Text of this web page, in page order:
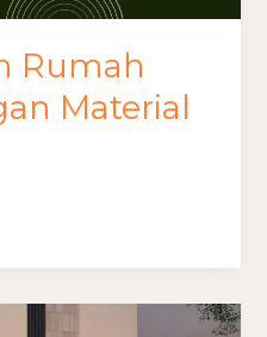
Rumah
Material